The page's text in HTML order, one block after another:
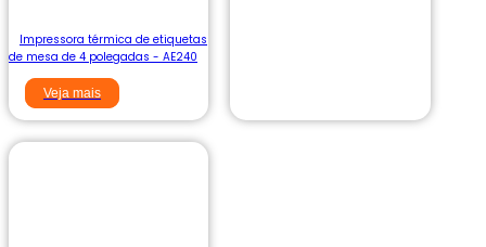
Impressora térmica de etiquetas
de mesa de 4 polegadas - AE240
Veja mais